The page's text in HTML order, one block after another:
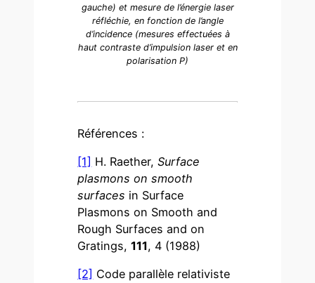
gauche) et mesure de l’énergie laser
réfléchie, en fonction de l’angle
d’incidence (mesures effectuées à
haut contraste d’impulsion laser et en
polarisation P)
Références :
[1] H. Raether,Surface
plasmons on smooth
surfaces in Surface
Plasmons on Smooth and
Rough Surfaces and on
Gratings,111, 4 (1988)
[2] Code parallèle relativiste